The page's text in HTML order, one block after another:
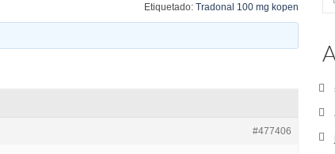
Etiquetado: Tradonal 100 mg kopen
#477406